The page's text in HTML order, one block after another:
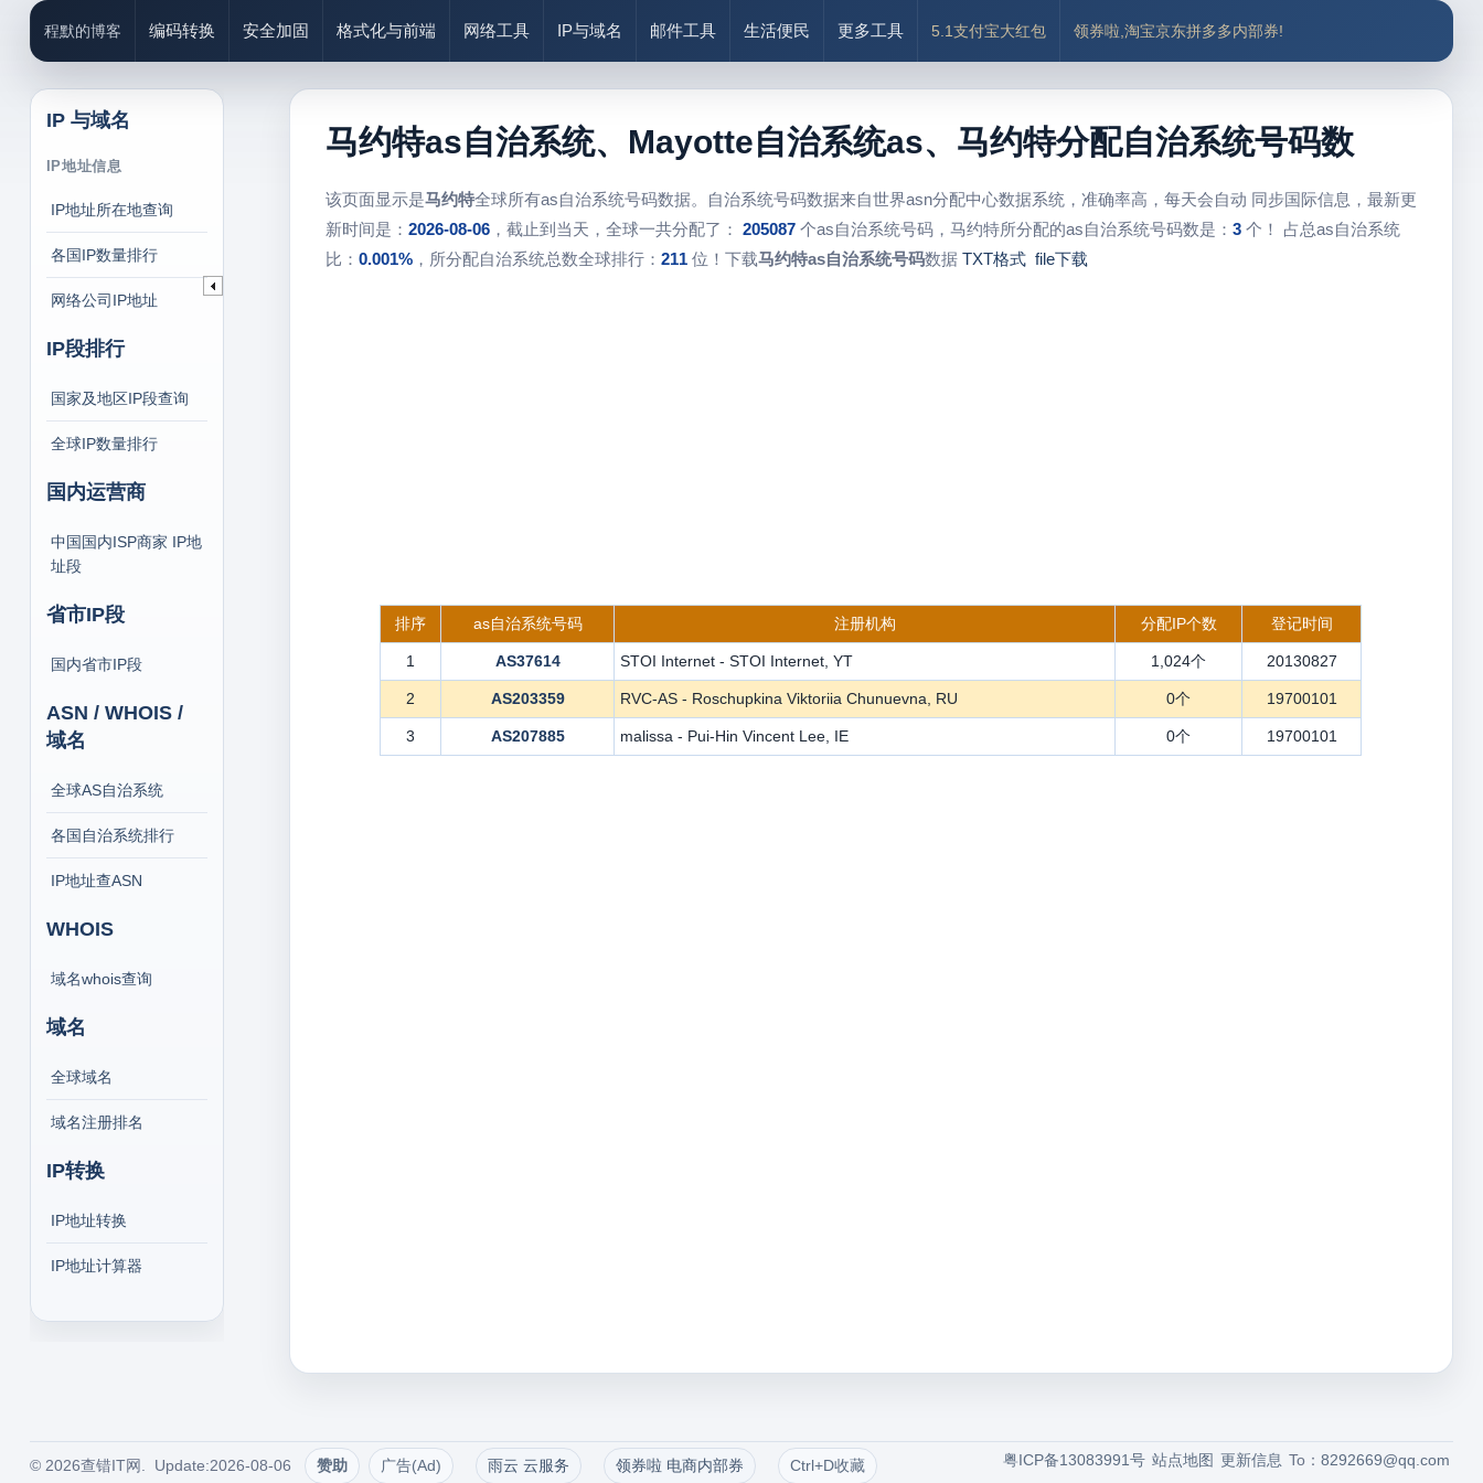
程默的博客 编码转换 安全加固 格式化与前端 网络工具 IP与域名 邮件工具 生活便民 更多工具 5.1支付宝大红包 领券啦,淘宝京东拼多多内部券!
IP 与域名
IP地址信息
IP地址所在地查询
各国IP数量排行
网络公司IP地址
IP段排行
国家及地区IP段查询
全球IP数量排行
国内运营商
中国国内ISP商家 IP地
址段
省市IP段
国内省市IP段
ASN / WHOIS /
域名
全球AS自治系统
各国自治系统排行
IP地址查ASN
WHOIS
域名whois查询
域名
全球域名
域名注册排名
IP转换
IP地址转换
IP地址计算器
马约特as自治系统、Mayotte自治系统as、马约特分配自治系统号码数
该页面显示是马约特全球所有as自治系统号码数据。自治系统号码数据来自世界asn分配中心数据系统，准确率高，每天会自动 同步国际信息，最新更
新时间是： 2026-08-06，截止到当天，全球一共分配了： 205087个as自治系统号码，马约特所分配的as自治系统号码数是： 3个！ 占总as自治系统
比： 0.001%，所分配自治系统总数全球排行： 211位！下载马约特as自治系统号码数据 TXT格式 file下载
排序 as自治系统号码 注册机构 分配IP个数 登记时间
1 AS37614 STOI Internet - STOI Internet, YT 1,024个 20130827
2 AS203359 RVC-AS - Roschupkina Viktoriia Chunuevna, RU 0个 19700101
3 AS207885 malissa - Pui-Hin Vincent Lee, IE 0个 19700101
© 2026查错IT网. Update:2026-08-06 赞助 广告(Ad) 雨云 云服务 领券啦 电商内部券 Ctrl+D收藏 To：8292669@qq.com
更新信息
站点地图
粤ICP备13083991号